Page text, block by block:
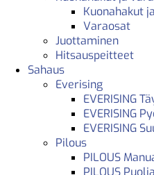
Kuonahakut
Varaosat
Juottaminen
Hitsauspeitteet
Sahaus
Everising
EVERISING
EVERISING
EVERISING
Pilous
PILOUS
PILOUS